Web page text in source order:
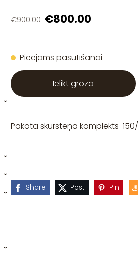
›
›
›
›
›
€900.00 €800.00
Pieejams pasūtīšanai
Ielikt grozā
Pakota skursteņa komplekts
Share Post Pin